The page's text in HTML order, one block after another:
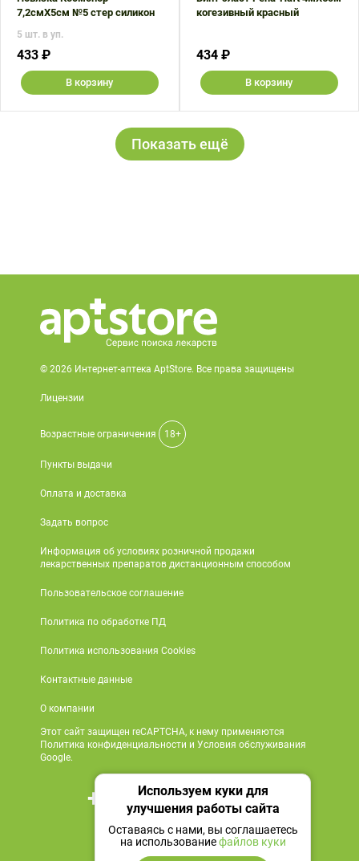
7,2смX5см №5 стер силикон
5 шт. в уп.
433 ₽
В корзину
когезивный красный
434 ₽
В корзину
Показать ещё
© 2026 Интернет-аптека AptStore. Все права защищены
Лицензии
Возрастные ограничения 18+
Пункты выдачи
Оплата и доставка
Задать вопрос
Информация об условиях розничной продажи
лекарственных препаратов дистанционным способом
Пользовательское соглашение
Политика по обработке ПД
Политика использования Cookies
Контактные данные
О компании
Этот сайт защищен reCAPTCHA, к нему применяются
Политика конфиденциальности и Условия обслуживания
Google.
+7 495 419 18 18
Мы в социальных сетях
Используем куки для
улучшения работы сайта
Оставаясь с нами, вы соглашаетесь
на использованиефайлов куки